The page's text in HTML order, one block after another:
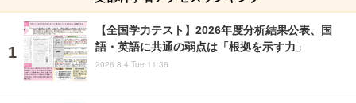
【全国学力テスト】2026年度分析結果公表、国
語・英語に共通の弱点は「根拠を示す力」
2026.8.4 Tue 11:36